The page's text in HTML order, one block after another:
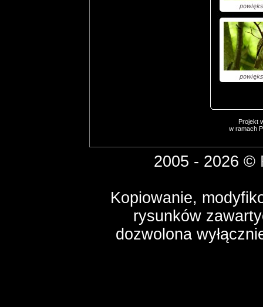
Projekt
w ramach
2005 - 2026 ©
Kopiowanie,
rysunków
dozwolona